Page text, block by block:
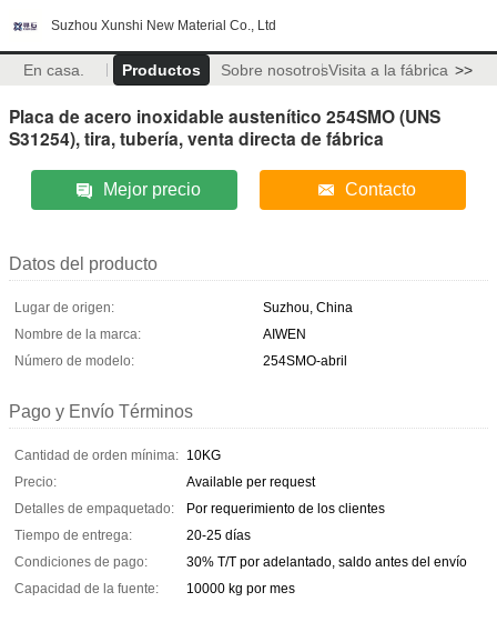
Suzhou Xunshi New Material Co., Ltd
En casa. Productos Sobre nosotrosVisita a la fábrica >>
Placa de acero inoxidable austenítico 254SMO (UNS
S31254), tira, tubería, venta directa de fábrica
Mejor precio Contacto
Datos del producto
Lugar de origen:
Suzhou, China
Nombre de la marca:
AIWEN
Número de modelo:
254SMO-abril
Pago y Envío Términos
Cantidad de orden mínima: 10KG
Precio:
Available per request
Detalles de empaquetado:
Por requerimiento de los clientes
Tiempo de entrega:
20-25 días
Condiciones de pago:
30% T/T por adelantado, saldo antes del envío
Capacidad de la fuente:
10000 kg por mes